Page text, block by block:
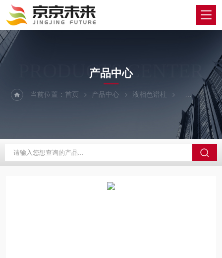
PRODUCTS CENTER
产品中心
当前位置：首页 产品中心 液相色谱柱 YMC/维美希